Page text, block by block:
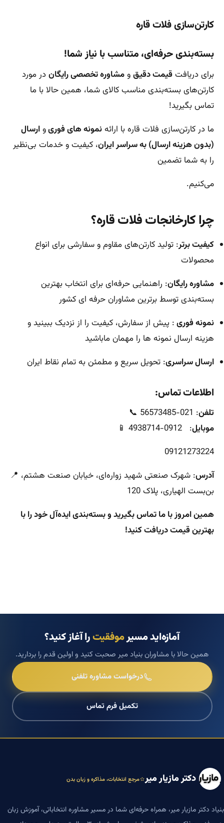
کارتن‌سازی فلات قاره
بسته‌بندی حرفه‌ای، متناسب با نیاز شما!
برای دریافت قیمت دقیقومشاوره تخصصی رایگاندر مورد
کارتن‌های بسته‌بندی مناسب کالای شما، همین حالا با ما
تماس بگیرید!
ما در کارتن‌سازی فلات قاره با ارائهنمونه های فوریوارسال
(بدون هزینه ارسال) به سراسر ایران، کیفیت و خدمات بی‌نظیر
را به شما تضمین
می‌کنیم.
چرا کارخانجات فلات قاره؟
کیفیت برتر: تولید کارتن‌های مقاوم و سفارشی برای انواع
محصولات
مشاوره رایگان: راهنمایی حرفه‌ای برای انتخاب بهترین
بسته‌بندی توسط برترین مشاوران حرفه ای کشور
نمونه فوری: پیش از سفارش، کیفیت را از نزدیک ببینید و
هزینه ارسال نمونه ها را مهمان ماباشید
ارسال سراسری: تحویل سریع و مطمئن به تمام نقاط ایران
اطلاعات تماس:
📞 تلفن: 021-56573485
📱
موبایل: 0912-4938714
09121273224
📍
آدرس: شهرک صنعتی شهید زواره‌ای، خیابان صنعت هشتم،
بن‌بست الهیاری، پلاک 120
همین امروز با ما تماس بگیرید و بسته‌بندی ایده‌آل خود را با
بهترین قیمت دریافت کنید!
آمازه‌اید مسیرموفقیترا آغاز کنید؟
همین حالا با مشاوران بنیاد میر صحبت کنید و اولین قدم را بردارید.
درخواست مشاوره تلفنی
تکمیل فرم تماس
دکتر مازیار میر مرجع انتخابات، مذاکره و زبان بدن
بنیاد دکتر مازیار میر، همراه حرفه‌ای شما در مسیر مشاوره انتخاباتی، آموزش زبان